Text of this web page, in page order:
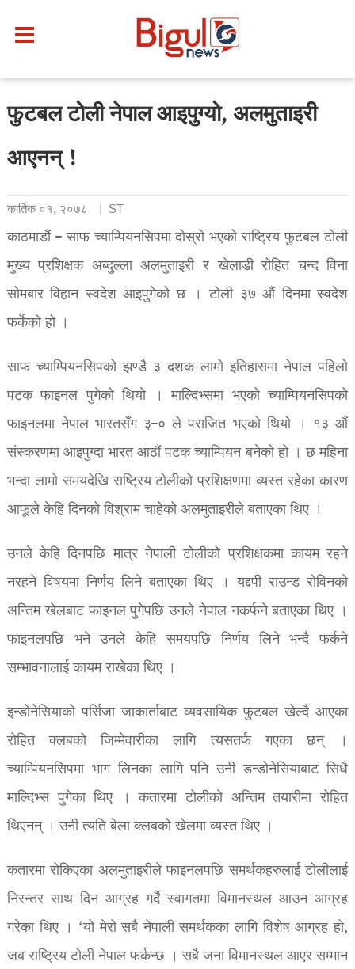
फुटबल टोली नेपाल आइपुग्यो, अलमुताइरी
आएनन् !
कार्तिक ०१, २०७८ ST
काठमाडौं – साफ च्याम्पियनसिपमा दोस्रो भएको राष्ट्रिय फुटबल टोली
मुख्य प्रशिक्षक अब्दुल्ला अलमुताइरी र खेलाडी रोहित चन्द विना
सोमबार विहान स्वदेश आइपुगेको छ । टोली ३७ औं दिनमा स्वदेश
फर्केको हो ।
साफ च्याम्पियनसिपको झण्डै ३ दशक लामो इतिहासमा नेपाल पहिलो
पटक फाइनल पुगेको थियो । माल्दिभ्समा भएको च्याम्पियनसिपको
फाइनलमा नेपाल भारतसँग ३–० ले पराजित भएको थियो । १३ औं
संस्करणमा आइपुग्दा भारत आठौं पटक च्याम्पियन बनेको हो । छ महिना
भन्दा लामो समयदेखि राष्ट्रिय टोलीको प्रशिक्षणमा व्यस्त रहेका कारण
आफूले केहि दिनको विश्राम चाहेको अलमुताइरीले बताएका थिए ।
उनले केहि दिनपछि मात्र नेपाली टोलीको प्रशिक्षकमा कायम रहने
नरहने विषयमा निर्णय लिने बताएका थिए । यद्दपी राउन्ड रोविनको
अन्तिम खेलबाट फाइनल पुगेपछि उनले नेपाल नकर्फने बताएका थिए ।
फाइनलपछि भने उनले केहि समयपछि निर्णय लिने भन्दै फर्कने
सम्भावनालाई कायम राखेका थिए ।
इन्डोनेसियाको पर्सिजा जाकार्ताबाट व्यवसायिक फुटबल खेल्दै आएका
रोहित क्लबको जिम्मेवारीका लागि त्यसतर्फ गएका छन् ।
च्याम्पियनसिपमा भाग लिनका लागि पनि उनी डन्डोनेसियाबाट सिधै
माल्दिभ्स पुगेका थिए । कतारमा टोलीको अन्तिम तयारीमा रोहित
थिएनन् । उनी त्यति बेला क्लबको खेलमा व्यस्त थिए ।
कतारमा रोकिएका अलमुताइरीले फाइनलपछि समर्थकहरुलाई टोलीलाई
निरन्तर साथ दिन आग्रह गर्दै स्वागतमा विमानस्थल आउन आग्रह
गरेका थिए । ‘यो मेरो सबै नेपाली समर्थकका लागि विशेष आग्रह हो,
जब राष्ट्रिय टोली नेपाल फर्कन्छ । सबै जना विमानस्थल आएर सम्मान